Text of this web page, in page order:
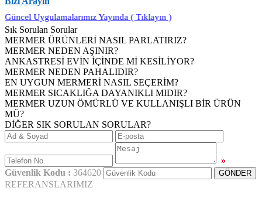
Yayında ( Tıklayın )
Sık Sorulan Sorular
MERMER ÜRÜNLERİ NASIL PARLATIRIZ?
MERMER NEDEN AŞINIR?
ANKASTRESİ EVİN İÇİNDE Mİ KESİLİYOR?
MERMER NEDEN PAHALIDIR?
EN UYGUN MERMERİ NASIL SEÇERİM?
MERMER SICAKLIĞA DAYANIKLI MIDIR?
MERMER UZUN ÖMÜRLÜ VE KULLANIŞLI BİR ÜRÜN
MÜ?
DİĞER SIK SORULAN SORULAR?
»
Güvenlik Kodu : 364620
REFERANSLARIMIZ